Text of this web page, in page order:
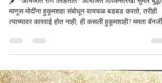
अभिजित दिपकेसारखा सुमार
बुद्धीचा माणूस मोदींना हुकूमशहा
संबोधून वायफळ बडबड
करतो...